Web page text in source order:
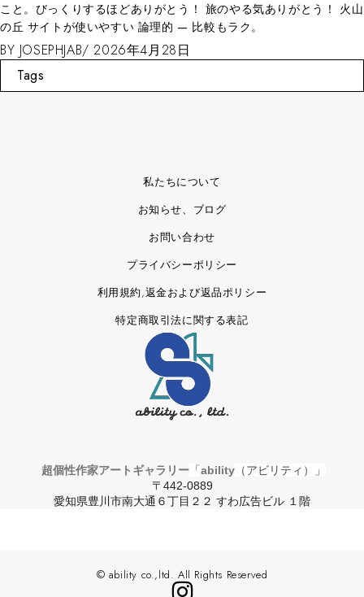
BY RHYS 2026年5月3日
Tags
超個性作家アートギャラリー 「 ability （アビリティ）」
〒442-0889
愛知県豊川市南大通６丁目２２ すわ広告ビル １階
私たちについて
お知らせ、ブログ
お問い合わせ
プライバシーポリシー
利用規約,返金および返品ポリシー
特定商取引法に関する表記
© ability co.,ltd. All Rights Reserved